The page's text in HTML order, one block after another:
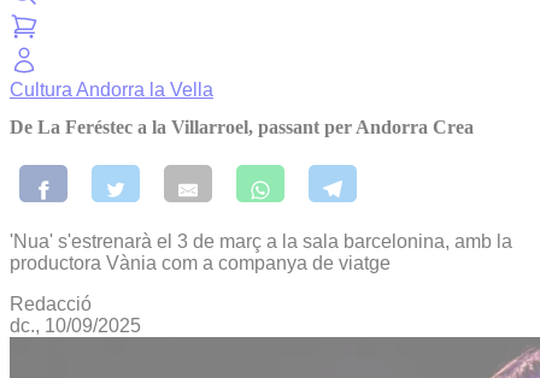
Cultura Andorra la Vella
De La Feréstec a la Villarroel, passant per Andorra Crea
'Nua' s'estrenarà el 3 de març a la sala barcelonina, amb la
productora Vània com a companya de viatge
Redacció
dc., 10/09/2025